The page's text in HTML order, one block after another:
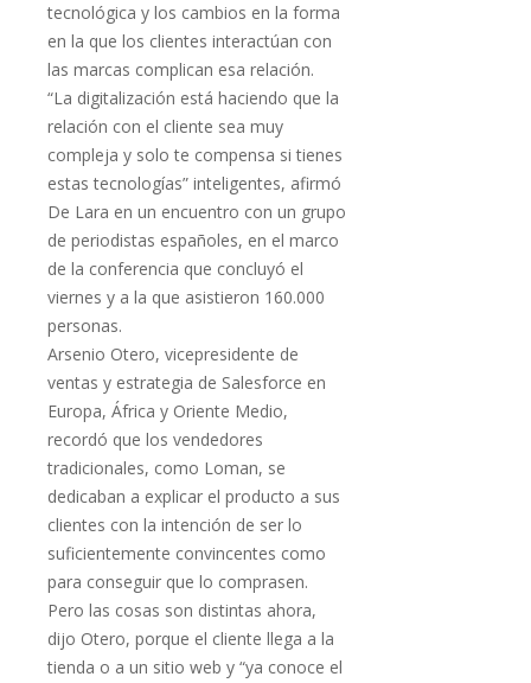
tecnológica y los cambios en la forma
en la que los clientes interactúan con
las marcas complican esa relación.
“La digitalización está haciendo que la
relación con el cliente sea muy
compleja y solo te compensa si tienes
estas tecnologías” inteligentes, afirmó
De Lara en un encuentro con un grupo
de periodistas españoles, en el marco
de la conferencia que concluyó el
viernes y a la que asistieron 160.000
personas.
Arsenio Otero, vicepresidente de
ventas y estrategia de Salesforce en
Europa, África y Oriente Medio,
recordó que los vendedores
tradicionales, como Loman, se
dedicaban a explicar el producto a sus
clientes con la intención de ser lo
suficientemente convincentes como
para conseguir que lo comprasen.
Pero las cosas son distintas ahora,
dijo Otero, porque el cliente llega a la
tienda o a un sitio web y “ya conoce el